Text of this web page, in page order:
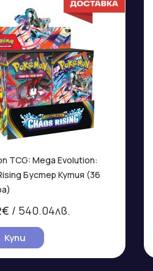
TCG: Mega Evolution:
Бустер Кутия (36
/ 540.04лв.
Купи